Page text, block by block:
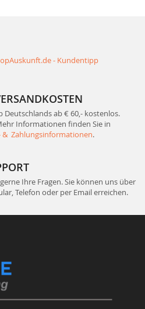
Deutschlands ab € 60,- kostenlos.
Informationen finden Sie in
& Zahlungsinformationen.
Ihre Fragen. Sie können uns über
Telefon oder per Email erreichen.